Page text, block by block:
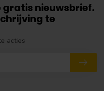
gratis nieuwsbrief.
te
acties